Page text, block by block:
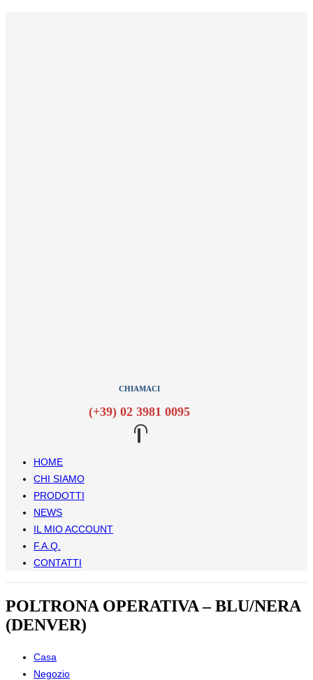
CHIAMACI
(+39) 02 3981 0095
HOME
CHI SIAMO
PRODOTTI
NEWS
IL MIO ACCOUNT
F.A.Q.
CONTATTI
POLTRONA OPERATIVA – BLU/NERA
(DENVER)
Casa
Negozio